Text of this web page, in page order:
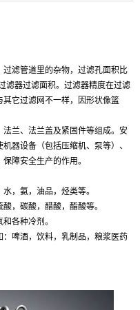
滤管道里的杂物，过滤孔面积比
滤器过滤面积。过滤器精度在过滤
它过滤网不一样，因形状像篮
法兰、法兰盖及紧固件等组成。安
器设备（包括压缩机、泵等）、
障安全生产的作用。
，氨，油品，烃类等。
，碳酸，醋酸，酯酸等。
各种冷剂。
啤酒，饮料，乳制品，粮浆医药